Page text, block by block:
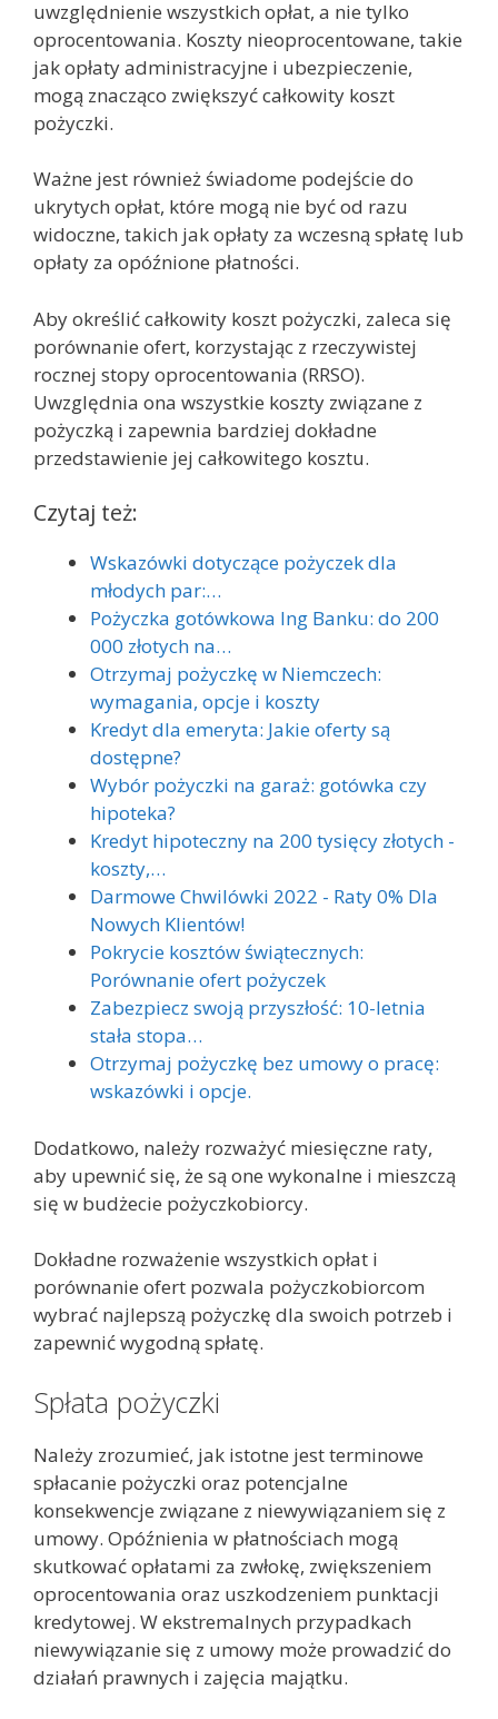
uwzględnienie wszystkich opłat, a nie tylko
oprocentowania. Koszty nieoprocentowane, takie
jak opłaty administracyjne i ubezpieczenie,
mogą znacząco zwiększyć całkowity koszt
pożyczki.
Ważne jest również świadome podejście do
ukrytych opłat, które mogą nie być od razu
widoczne, takich jak opłaty za wczesną spłatę lub
opłaty za opóźnione płatności.
Aby określić całkowity koszt pożyczki, zaleca się
porównanie ofert, korzystając z rzeczywistej
rocznej stopy oprocentowania (RRSO).
Uwzględnia ona wszystkie koszty związane z
pożyczką i zapewnia bardziej dokładne
przedstawienie jej całkowitego kosztu.
Czytaj też:
Wskazówki dotyczące pożyczek dla
młodych par:…
Pożyczka gotówkowa Ing Banku: do 200
000 złotych na…
Otrzymaj pożyczkę w Niemczech:
wymagania, opcje i koszty
Kredyt dla emeryta: Jakie oferty są
dostępne?
Wybór pożyczki na garaż: gotówka czy
hipoteka?
Kredyt hipoteczny na 200 tysięcy złotych -
koszty,…
Darmowe Chwilówki 2022 - Raty 0% Dla
Nowych Klientów!
Pokrycie kosztów świątecznych:
Porównanie ofert pożyczek
Zabezpiecz swoją przyszłość: 10-letnia
stała stopa…
Otrzymaj pożyczkę bez umowy o pracę:
wskazówki i opcje.
Dodatkowo, należy rozważyć miesięczne raty,
aby upewnić się, że są one wykonalne i mieszczą
się w budżecie pożyczkobiorcy.
Dokładne rozważenie wszystkich opłat i
porównanie ofert pozwala pożyczkobiorcom
wybrać najlepszą pożyczkę dla swoich potrzeb i
zapewnić wygodną spłatę.
Spłata pożyczki
Należy zrozumieć, jak istotne jest terminowe
spłacanie pożyczki oraz potencjalne
konsekwencje związane z niewywiązaniem się z
umowy. Opóźnienia w płatnościach mogą
skutkować opłatami za zwłokę, zwiększeniem
oprocentowania oraz uszkodzeniem punktacji
kredytowej. W ekstremalnych przypadkach
niewywiązanie się z umowy może prowadzić do
działań prawnych i zajęcia majątku.